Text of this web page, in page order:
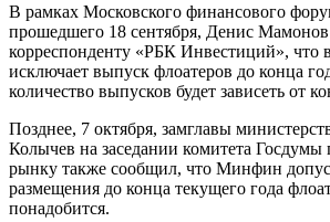
В рамках Московского финансового
прошедшего 18 сентября, Денис
корреспонденту «РБК Инвестиций», что
исключает выпуск флоатеров до конца
количество выпусков будет зависеть от
Позднее, 7 октября, замглавы
Колычев на заседании комитета
рынку также сообщил, что Минфин
размещения до конца текущего года
понадобится.